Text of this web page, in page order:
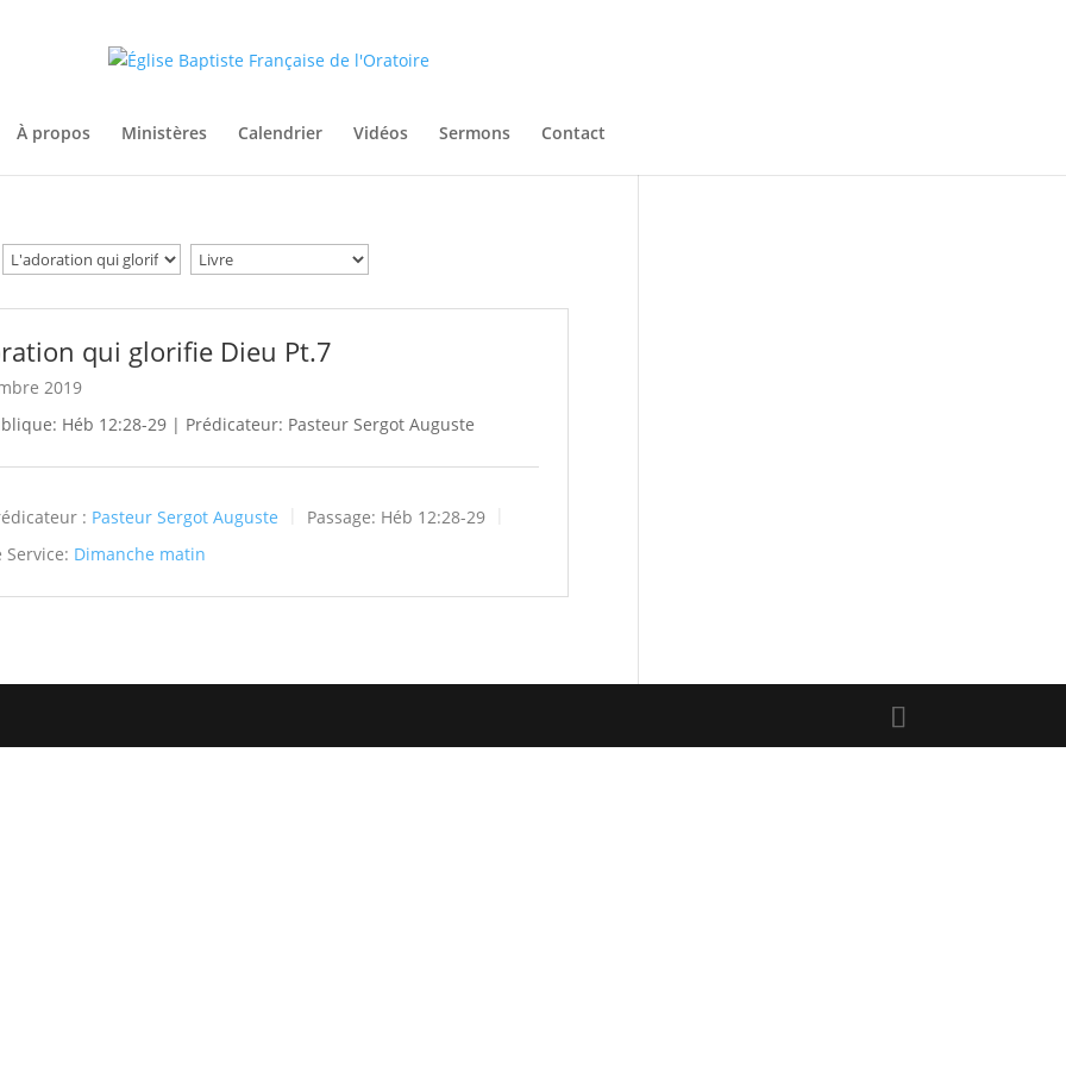
À propos Ministères Calendrier Vidéos Sermons Contact
qui glorifie Dieu Pt.7
2019
Héb 12:28-29 | Prédicateur: Pasteur Sergot Auguste
: Pasteur Sergot Auguste Passage: Héb 12:28-29
Service: Dimanche matin